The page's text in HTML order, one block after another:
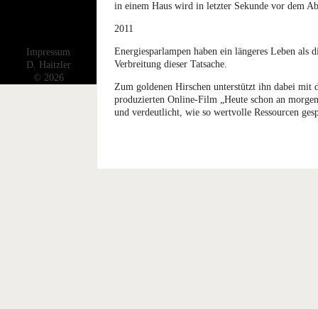
Impressum
D. Haitzler
© 2026
in einem Haus wird in letzter Sekunde vor dem
2011
Energiesparlampen haben ein längeres Leben
Verbreitung dieser Tatsache.
Zum goldenen Hirschen unterstützt ihn dabei mit
produzierten Online-Film „Heute schon an
und verdeutlicht, wie so wertvolle Ressourcen